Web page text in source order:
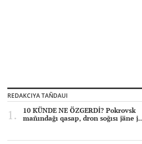
REDAKCIYA TAÑDAUI
10 KÜNDE NE ÖZGERDİ? Pokrovsk
mañındağı qasap, dron soğısı jäne j..